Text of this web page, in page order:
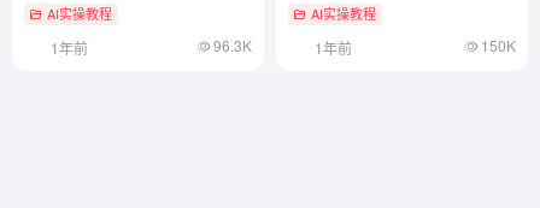
AI实操教程
1年前 96.3K
AI实操教程
1年前 150K